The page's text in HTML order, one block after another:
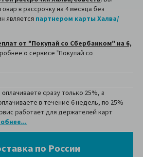
в рассрочку на 4 месяца без
является партнером карты Халва/
от "Покупай со Сбербанком" на 6,
о сервисе "Покупай со
оплачиваете сразу только 25%, а
в течение 6 недель, по 25%
работает для держателей карт
по России